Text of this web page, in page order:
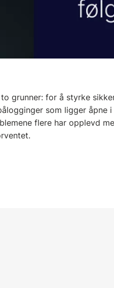
grunner: for å styrke
som ligger åpne
flere har opplevd